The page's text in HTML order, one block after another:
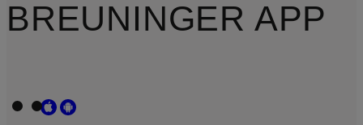
BREUNINGER APP